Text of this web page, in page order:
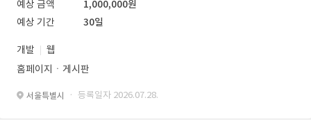
예상 금액
1,000,000원
예상 기간
30일
개발
웹
홈페이지ㆍ게시판
서울특별시 · 등록일자 2026.07.28.